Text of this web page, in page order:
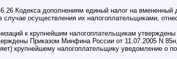
Кодекса дополнениям единый налог на
осуществления их налогоплательщиками,
к крупнейшим налогоплательщикам
Приказом Минфина России от 11.07.2005 N
крупнейшему налогоплательщику уведомление о